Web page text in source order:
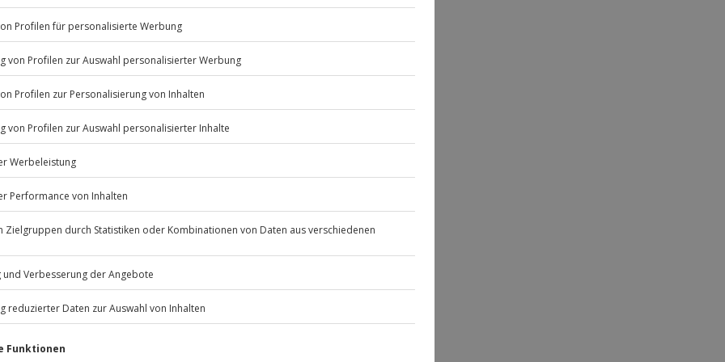
Absprache mit dem
Listenansicht
Jochen SchweizerGmbH
81671 München
außer an bundesweiten